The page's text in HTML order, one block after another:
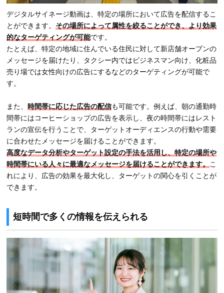
デジタルサイネージ動画は、特定の場所において広告を配信するこ
とができます。 その場所によって属性を絞ることができ、より効果
的なターゲティングが可能です。
たとえば、特定の地域に住んでいる住民に対して新店舗オープンの
メッセージを届けたり、タクシー内ではビジネスマン向け、化粧品
売り場では女性向けの広告にするなどのターゲティングが可能で
す。
また、 時間帯に応じた広告の配信も可能です。例えば、朝の通勤時
間帯にはコーヒーショップの広告を表示し、夜の時間帯にはレスト
ランの宣伝を行うことで、ターゲットオーディエンスの行動や需要
に合わせたメッセージを届けることができます。
高度なデータ分析やターゲット設定の手法を活用し、特定の場所や
時間帯にいる人々に最適なメッセージを届けることができます。 こ
れにより、広告の効果を最大化し、ターゲットの関心を引くことが
できます。
短時間で多くの情報を伝えられる